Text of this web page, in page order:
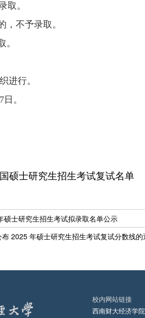
取。
，不予录取。
。
进行。
。
硕士研究生招生考试复试名单
士研究生招生考试拟录取名单公示
2025 年硕士研究生招生考试复试分数线的
校内网站链接
西南财大经济学院